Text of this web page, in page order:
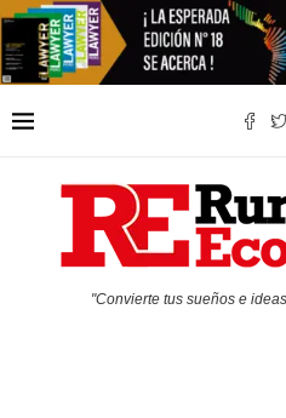
"Convierte tus sueños e